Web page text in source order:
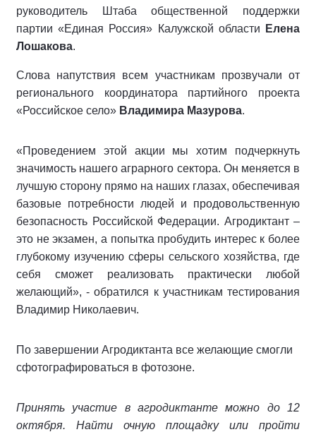
руководитель Штаба общественной поддержки
партии «Единая Россия» Калужской области
Елена
Лошакова.
Слова напутствия всем участникам прозвучали от
регионального координатора партийного проекта
«Российское село» Владимира Мазурова.
«Проведением этой акции мы хотим подчеркнуть
значимость нашего аграрного сектора. Он меняется в
лучшую сторону прямо на наших глазах, обеспечивая
базовые потребности людей и продовольственную
безопасность Российской Федерации. Агродиктант –
это не экзамен, а попытка пробудить интерес к более
глубокому изучению сферы сельского хозяйства, где
себя сможет реализовать практически любой
желающий», - обратился к участникам тестирования
Владимир Николаевич.
По завершении Агродиктанта все желающие смогли
сфотографироваться в фотозоне.
Принять участие в агродиктанте можно до 12
октября. Найти очную площадку или пройти